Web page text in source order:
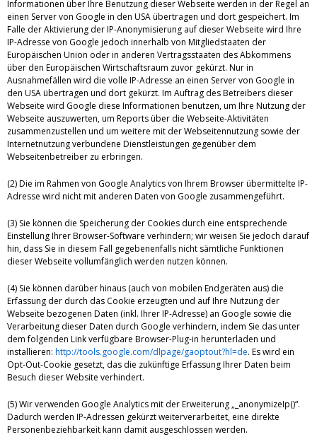
Informationen über Ihre Benutzung dieser Webseite werden in der Regel an
einen Server von Google in den USA übertragen und dort gespeichert. Im
Falle der Aktivierung der IP-Anonymisierung auf dieser Webseite wird Ihre
IP-Adresse von Google jedoch innerhalb von Mitgliedstaaten der
Europäischen Union oder in anderen Vertragsstaaten des Abkommens
über den Europäischen Wirtschaftsraum zuvor gekürzt. Nur in
Ausnahmefällen wird die volle IP-Adresse an einen Server von Google in
den USA übertragen und dort gekürzt. Im Auftrag des Betreibers dieser
Webseite wird Google diese Informationen benutzen, um Ihre Nutzung der
Webseite auszuwerten, um Reports über die Webseite-Aktivitäten
zusammenzustellen und um weitere mit der Webseitennutzung sowie der
Internetnutzung verbundene Dienstleistungen gegenüber dem
Webseitenbetreiber zu erbringen.
(2) Die im Rahmen von Google Analytics von Ihrem Browser übermittelte IP-
Adresse wird nicht mit anderen Daten von Google zusammengeführt.
(3) Sie können die Speicherung der Cookies durch eine entsprechende
Einstellung Ihrer Browser-Software verhindern; wir weisen Sie jedoch darauf
hin, dass Sie in diesem Fall gegebenenfalls nicht sämtliche Funktionen
dieser Webseite vollumfänglich werden nutzen können.
(4) Sie können darüber hinaus (auch von mobilen Endgeräten aus) die
Erfassung der durch das Cookie erzeugten und auf Ihre Nutzung der
Webseite bezogenen Daten (inkl. Ihrer IP-Adresse) an Google sowie die
Verarbeitung dieser Daten durch Google verhindern, indem Sie das unter
dem folgenden Link verfügbare Browser-Plug-in herunterladen und
installieren: http://tools.google.com/dlpage/gaoptout?hl=de. Es wird ein
Opt-Out-Cookie gesetzt, das die zukünftige Erfassung Ihrer Daten beim
Besuch dieser Website verhindert.
(5) Wir verwenden Google Analytics mit der Erweiterung „_anonymizeIp()“.
Dadurch werden IP-Adressen gekürzt weiterverarbeitet, eine direkte
Personenbeziehbarkeit kann damit ausgeschlossen werden.